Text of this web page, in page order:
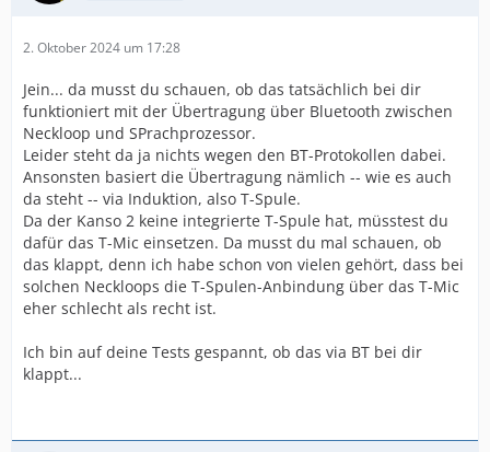
2. Oktober 2024 um 17:28
Jein... da musst du schauen, ob das tatsächlich bei dir
funktioniert mit der Übertragung über Bluetooth zwischen
Neckloop und SPrachprozessor.
Leider steht da ja nichts wegen den BT-Protokollen dabei.
Ansonsten basiert die Übertragung nämlich -- wie es auch
da steht -- via Induktion, also T-Spule.
Da der Kanso 2 keine integrierte T-Spule hat, müsstest du
dafür das T-Mic einsetzen. Da musst du mal schauen, ob
das klappt, denn ich habe schon von vielen gehört, dass bei
solchen Neckloops die T-Spulen-Anbindung über das T-Mic
eher schlecht als recht ist.
Ich bin auf deine Tests gespannt, ob das via BT bei dir
klappt...